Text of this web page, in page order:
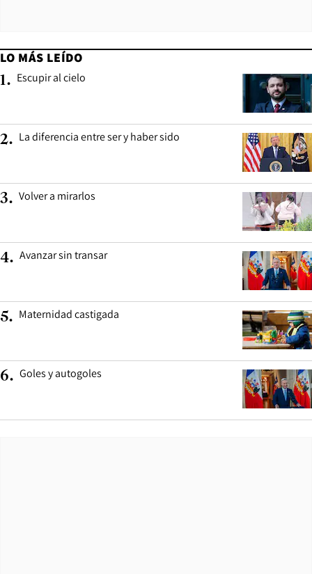
LO MÁS LEÍDO
1. Escupir al cielo
2. La diferencia entre ser y haber sido
3. Volver a mirarlos
4. Avanzar sin transar
5. Maternidad castigada
6. Goles y autogoles